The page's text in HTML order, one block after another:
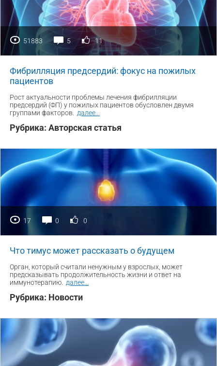
51883 5 11
Фибрилляция предсердий: фокус на пожилых
пациентов
Рост актуальности проблемы лечения фибрилляции
предсердий (ФП) у пожилых пациентов обусловлен двумя
группами факторов.
далее
Рубрика: Авторская статья
17 0 0
Что тимус может рассказать о будущем
Орган, который считали ненужным у взрослых, может
предсказывать продолжительность жизни и ответ на
иммунотерапию.
далее
Рубрика: Новости